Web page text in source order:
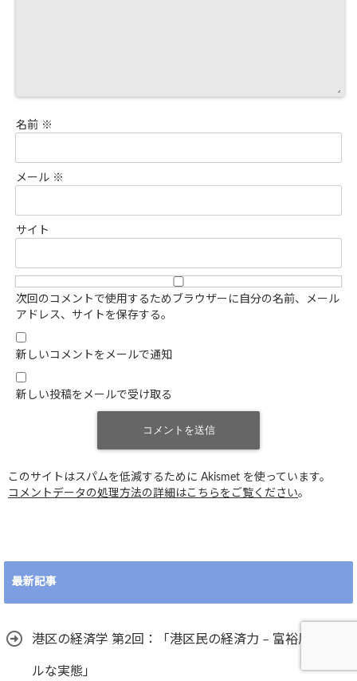
名前 ※
メール ※
サイト
次回のコメントで使用するためブラウザーに自分の名前、メール
アドレス、サイトを保存する。
新しいコメントをメールで通知
新しい投稿をメールで受け取る
このサイトはスパムを低減するために Akismet を使っています。
コメントデータの処理方法の詳細はこちらをご覧ください。
最新記事
港区の経済学 第2回：「港区民の経済力 – 富裕層のリア
ルな実態」